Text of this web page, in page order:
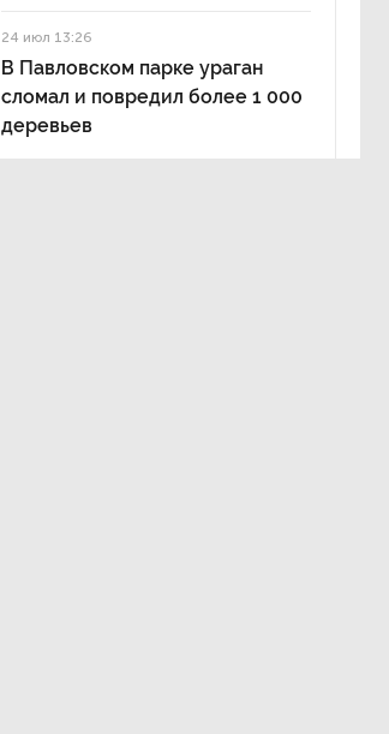
24 июл 13:26
В Павловском парке ураган
сломал и повредил более 1 000
деревьев